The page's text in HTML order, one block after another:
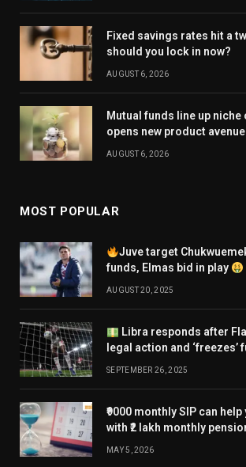
Fixed savings rates hit a
should you lock in now?
AUGUST 6, 2026
Mutual funds line up
opens new product
AUGUST 6, 2026
MOST POPULAR
Juve target
funds, Elmas bid in play
AUGUST 20, 2025
Libra responds after
legal action and ‘freezes’
SEPTEMBER 26, 2025
₹9000 monthly SIP can
with ₹2 lakh monthly
MAY 5, 2026